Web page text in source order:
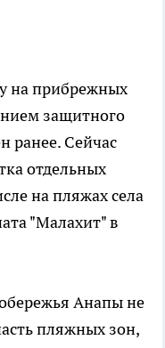
на прибрежных
защитного
ранее. Сейчас
отдельных
на пляжах села
"Малахит" в
Анапы не
пляжных зон,